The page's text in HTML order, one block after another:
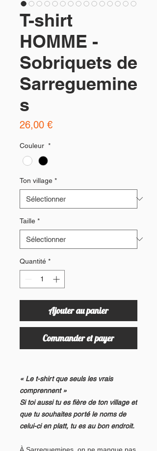
T-shirt
HOMME -
Sobriquets de
Sarreguemine
s
26,00 €Prix
Couleur *
Ton village *
Taille *
Quantité *
Ajouter au panier
Commander et payer
« Le t-shirt que seuls les vrais
comprennent »
Si toi aussi tu es fière de ton village et
que tu souhaites porté le noms de
celui-ci en platt, tu es au bon endroit.
À Sarreguemines, on ne manque pas